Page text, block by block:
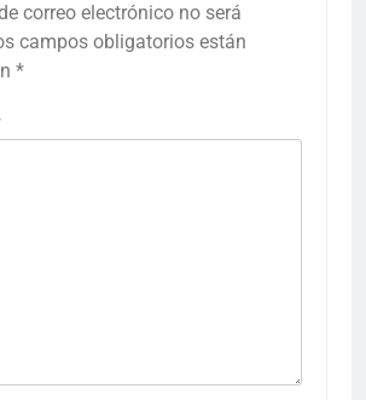
correo electrónico no será
campos obligatorios están
*